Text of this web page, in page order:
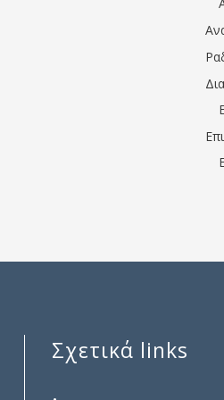
Σχετικά links
.